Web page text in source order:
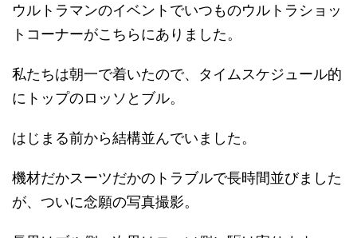
ウルトラマンのイベントでいつものウルトラショッ
トコーナーがこちらにありました。
私たちは朝一で着いたので、タイムスケジュール的
にトップのロッソとブル。
はじまる前から結構並んでいました。
機材だかスーツだかのトラブルで長時間並びました
が、ついに念願の写真撮影。